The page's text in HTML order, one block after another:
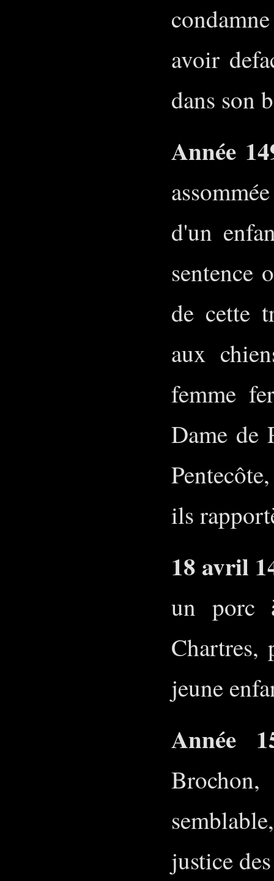
avoir
dans son
Année
d'un
sentence
de cette
aux
femme
Dame de
ils
18 avril
un porc
jeune
Année
justice